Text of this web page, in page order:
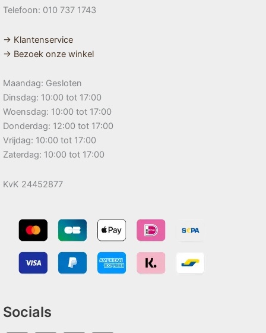
Telefoon: 010 737 1743
→ Klantenservice
→ Bezoek onze winkel
Maandag: Gesloten
Dinsdag: 10:00 tot 17:00
Woensdag: 10:00 tot 17:00
Donderdag: 12:00 tot 17:00
Vrijdag: 10:00 tot 17:00
Zaterdag: 10:00 tot 17:00
KvK 24452877
Socials